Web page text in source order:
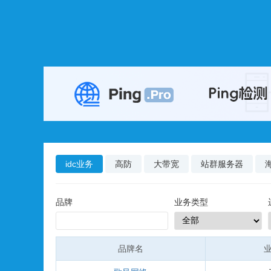
idc业务 高防 大带宽 站群服务器
品牌 业务类型
品牌名